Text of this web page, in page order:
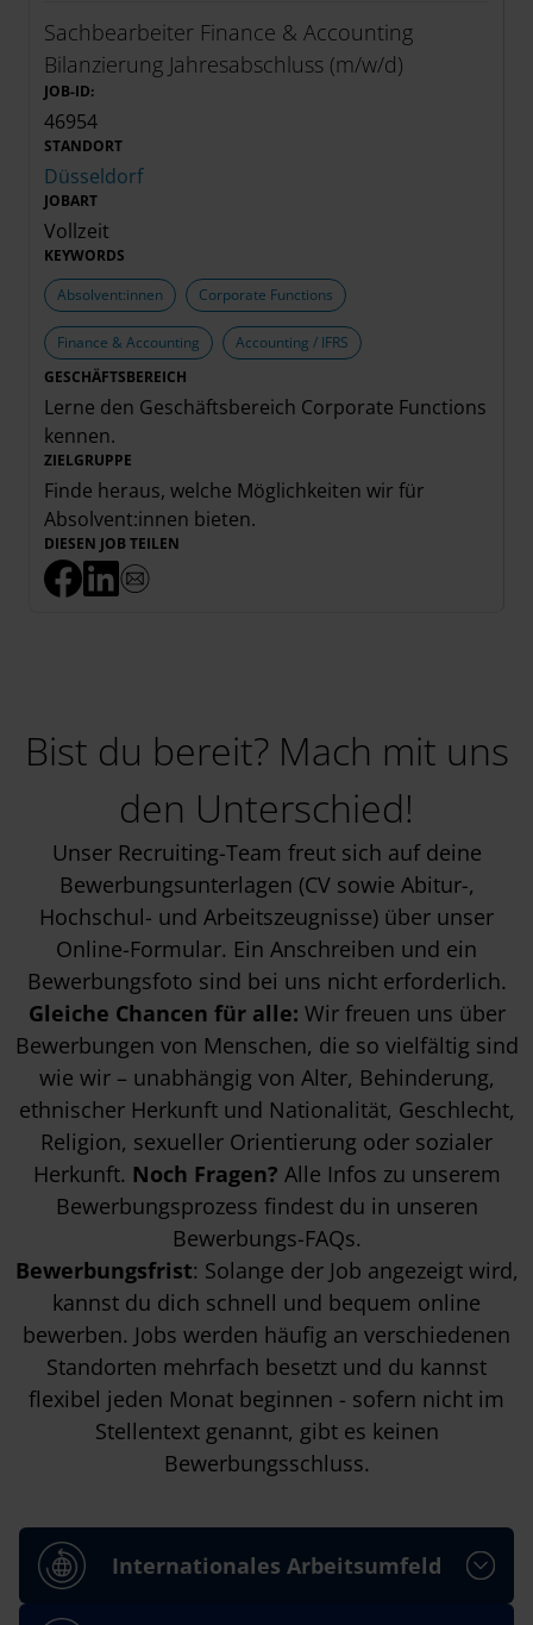
Sachbearbeiter Finance & Accounting
Bilanzierung Jahresabschluss (m/w/d)
JOB-ID:
46954
STANDORT
Düsseldorf
JOBART
Vollzeit
KEYWORDS
Absolvent:innen
Corporate Functions
Finance & Accounting
Accounting / IFRS
GESCHÄFTSBEREICH
Lerne den Geschäftsbereich Corporate Functions
kennen.
ZIELGRUPPE
Finde heraus, welche Möglichkeiten wir für
Absolvent:innen bieten.
DIESEN JOB TEILEN
Bist du bereit? Mach mit uns
den Unterschied!
Unser Recruiting-Team freut sich auf deine
Bewerbungsunterlagen (CV sowie Abitur-,
Hochschul- und Arbeitszeugnisse) über unser
Online-Formular. Ein Anschreiben und ein
Bewerbungsfoto sind bei uns nicht erforderlich.
Gleiche Chancen für alle: Wir freuen uns über
Bewerbungen von Menschen, die so vielfältig sind
wie wir – unabhängig von Alter, Behinderung,
ethnischer Herkunft und Nationalität, Geschlecht,
Religion, sexueller Orientierung oder sozialer
Herkunft. Noch Fragen? Alle Infos zu unserem
Bewerbungsprozess findest du in unseren
Bewerbungs-FAQs.
Bewerbungsfrist: Solange der Job angezeigt wird,
kannst du dich schnell und bequem online
bewerben. Jobs werden häufig an verschiedenen
Standorten mehrfach besetzt und du kannst
flexibel jeden Monat beginnen - sofern nicht im
Stellentext genannt, gibt es keinen
Bewerbungsschluss.
Internationales Arbeitsumfeld